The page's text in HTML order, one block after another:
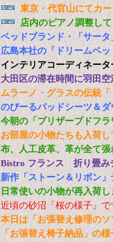
東京・代官山にてカ
店内のピアノ調整し
ベッドブランド・「サー
広島本社の「ドリームベ
インテリアコーディネー
大田区の滞在時間に羽田空
ムラーノ・グラスの伝統
のびーるパッドシーツ＆
今朝の「プリザーブドフ
お部屋の小物たちも入荷し
布、人工皮革、革が全て張
Bistro フランス 折り畳み
新作「ストーン＆リボン
日常使いの小物が再入荷し
近頃の砂沼「桜の様子」で
本日は「お張替え修理の
「お張替え椅子納品」の様